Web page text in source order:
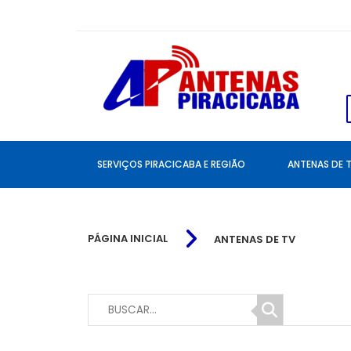
SERVIÇOS PIRACICABA E REGIÃO ANTENAS DE
PÁGINA INICIAL ANTENAS DE TV